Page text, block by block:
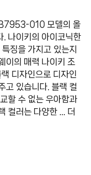
010 모델의 올
. 나이키의 아이코닉한
징을 가지고 있는지
이의 매력 나이키 조
디자인으로 디자인
고 있습니다. 블랙 컬
할 수 없는 우아함과
컬러는 다양한 …
더